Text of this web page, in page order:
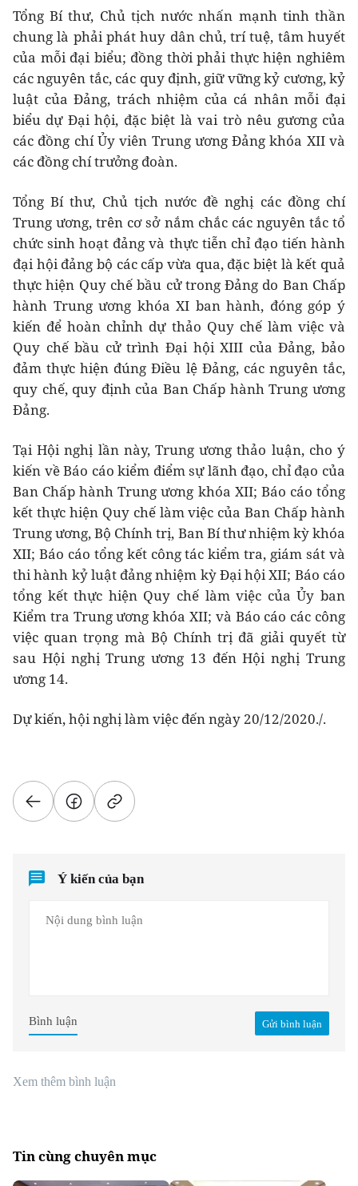
Tổng Bí thư, Chủ tịch nước nhấn mạnh tinh thần
chung là phải phát huy dân chủ, trí tuệ, tâm huyết
của mỗi đại biểu; đồng thời phải thực hiện nghiêm
các nguyên tắc, các quy định, giữ vững kỷ cương, kỷ
luật của Đảng, trách nhiệm của cá nhân mỗi đại
biểu dự Đại hội, đặc biệt là vai trò nêu gương của
các đồng chí Ủy viên Trung ương Đảng khóa XII và
các đồng chí trưởng đoàn.
Tổng Bí thư, Chủ tịch nước đề nghị các đồng chí
Trung ương, trên cơ sở nắm chắc các nguyên tắc tổ
chức sinh hoạt đảng và thực tiễn chỉ đạo tiến hành
đại hội đảng bộ các cấp vừa qua, đặc biệt là kết quả
thực hiện Quy chế bầu cử trong Đảng do Ban Chấp
hành Trung ương khóa XI ban hành, đóng góp ý
kiến để hoàn chỉnh dự thảo Quy chế làm việc và
Quy chế bầu cử trình Đại hội XIII của Đảng, bảo
đảm thực hiện đúng Điều lệ Đảng, các nguyên tắc,
quy chế, quy định của Ban Chấp hành Trung ương
Đảng.
Tại Hội nghị lần này, Trung ương thảo luận, cho ý
kiến về Báo cáo kiểm điểm sự lãnh đạo, chỉ đạo của
Ban Chấp hành Trung ương khóa XII; Báo cáo tổng
kết thực hiện Quy chế làm việc của Ban Chấp hành
Trung ương, Bộ Chính trị, Ban Bí thư nhiệm kỳ khóa
XII; Báo cáo tổng kết công tác kiểm tra, giám sát và
thi hành kỷ luật đảng nhiệm kỳ Đại hội XII; Báo cáo
tổng kết thực hiện Quy chế làm việc của Ủy ban
Kiểm tra Trung ương khóa XII; và Báo cáo các công
việc quan trọng mà Bộ Chính trị đã giải quyết từ
sau Hội nghị Trung ương 13 đến Hội nghị Trung
ương 14.
Dự kiến, hội nghị làm việc đến ngày 20/12/2020./.
Ý kiến của bạn
Gửi bình luận
Bình luận
Xem thêm bình luận
Tin cùng chuyên mục